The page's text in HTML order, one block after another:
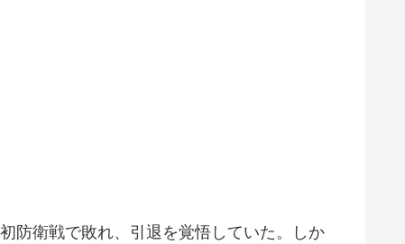
防衛戦で敗れ、引退を覚悟していた。しか